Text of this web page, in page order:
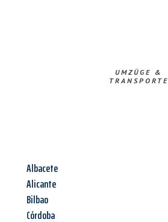
UMZÜGE &
TRANSPORTE
Albacete
Alicante
Bilbao
Córdoba